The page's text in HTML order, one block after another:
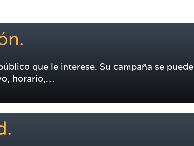
que le interese. Su campaña se
horario,…